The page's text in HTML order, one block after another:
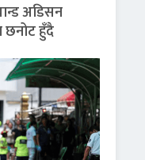
अडिसन
छनोट हुँदै